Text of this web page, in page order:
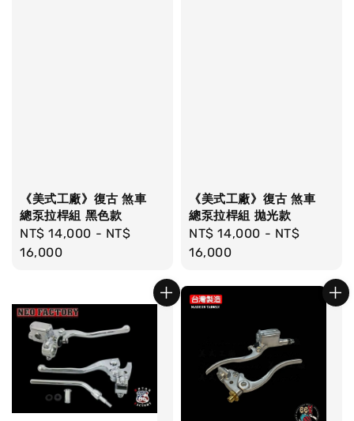
《美式工廠》復古 煞車
總泵拉桿組 黑色款
Regular
price
NT$ 14,000 - NT$
16,000
《美式工廠》復古 煞車
總泵拉桿組 拋光款
Regular
price
NT$ 14,000 - NT$
16,000